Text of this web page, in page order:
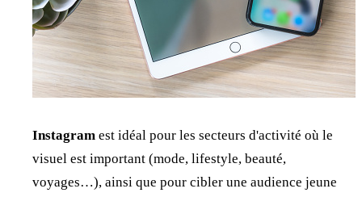
Instagram est idéal pour les secteurs d'activité où le
visuel est important (mode, lifestyle, beauté,
voyages…), ainsi que pour cibler une audience jeune